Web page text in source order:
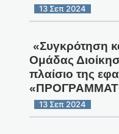
13 Σεπ 2024
«Συγκρότηση
Ομάδας
πλαίσιο της
13 Σεπ 2024